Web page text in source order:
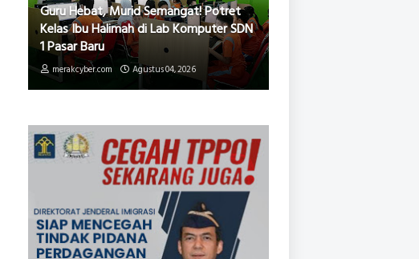
Guru Hebat, Murid Semangat! Potret
Kelas Ibu Halimah di Lab Komputer SDN
1 Pasar Baru
merakcyber.com Agustus 04, 2026